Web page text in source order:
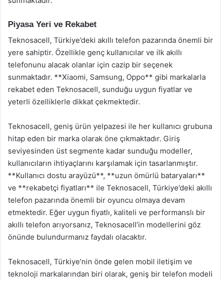
Piyasa Yeri ve Rekabet
Teknosacell, Türkiye’deki akıllı telefon pazarında önemli bir
yere sahiptir. Özellikle genç kullanıcılar ve ilk akıllı
telefonunu alacak olanlar için cazip bir seçenek
sunmaktadır. **Xiaomi, Samsung, Oppo** gibi markalarla
rekabet eden Teknosacell, sunduğu uygun fiyatlar ve
yeterli özelliklerle dikkat çekmektedir.
Teknosacell, geniş ürün yelpazesi ile her kullanıcı grubuna
hitap eden bir marka olarak öne çıkmaktadır. Giriş
seviyesinden üst segmente kadar sunduğu modeller,
kullanıcıların ihtiyaçlarını karşılamak için tasarlanmıştır.
**Kullanıcı dostu arayüzü**, **uzun ömürlü bataryaları**
ve **rekabetçi fiyatları** ile Teknosacell, Türkiye’deki akıllı
telefon pazarında önemli bir oyuncu olmaya devam
etmektedir. Eğer uygun fiyatlı, kaliteli ve performanslı bir
akıllı telefon arıyorsanız, Teknosacell’in modellerini göz
önünde bulundurmanız faydalı olacaktır.
Teknosacell, Türkiye’nin önde gelen mobil iletişim ve
teknoloji markalarından biri olarak, geniş bir telefon modeli